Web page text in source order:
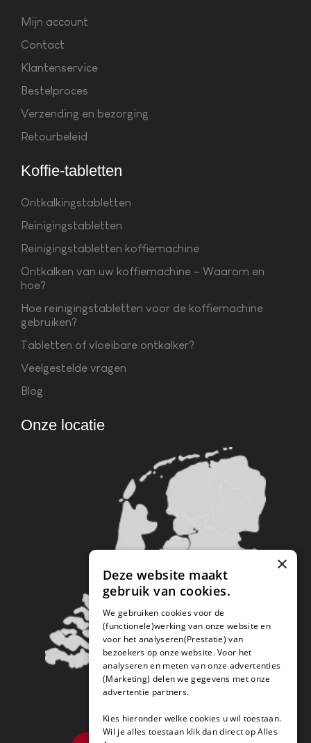
Mijn account
Contact
Klantenservice
Bestelproces
Verzending en bezorging
Retourbeleid
Koffie-tabletten
Ontkalkingstabletten
Reinigingstabletten
Reinigingstabletten koffiemachine
Ontkalken van uw koffiemachine – Waarom en
hoe?
Hoe reinigingstabletten voor de koffiemachine
gebruiken?
Tabletten of vloeibare ontkalker?
Veelgestelde vragen
Blog
Onze locatie
×
Deze website maakt
gebruik van cookies.
We gebruiken cookies voor de
(functionele)werking van onze website en
voor het analyseren(Prestatie) van
bezoekers op onze website. Voor het
analyseren en meten van onze advertenties
(Marketing) delen we gegevens met onze
advertentie partners.
Kies hieronder welke cookies u wil toestaan.
Wil je alles toestaan klik dan direct op Alles